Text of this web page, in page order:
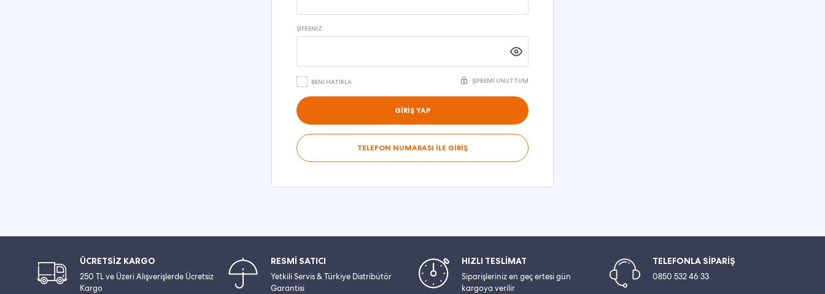
ŞIFRENIZ
BENI HATIRLA ŞIFREMI UNUTTUM
GİRİŞ YAP
TELEFON NUMARASI İLE GİRİŞ
ÜCRETSİZ KARGO
250 TL ve Üzeri Alışverişlerde Ücretsiz
Kargo
RESMİ SATICI
Yetkili Servis & Türkiye Distribütör
Garantisi
HIZLI TESLİMAT
Siparişleriniz en geç ertesi gün
kargoya verilir
TELEFONLA SİPARİŞ
0850 532 46 33